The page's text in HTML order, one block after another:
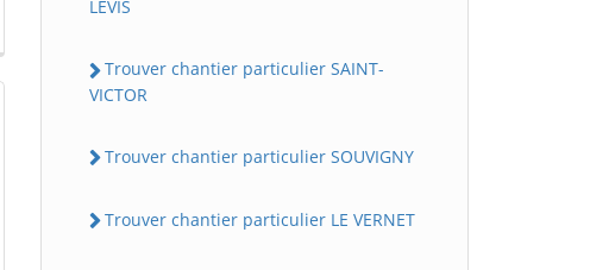
LEVIS
Trouver chantier particulier SAINT-
VICTOR
Trouver chantier particulier SOUVIGNY
Trouver chantier particulier LE VERNET